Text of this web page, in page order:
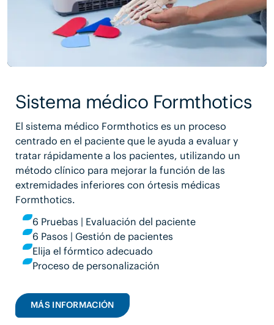
Sistema médico Formthotics
El sistema médico Formthotics es un proceso
centrado en el paciente que le ayuda a evaluar y
tratar rápidamente a los pacientes, utilizando un
método clínico para mejorar la función de las
extremidades inferiores con órtesis médicas
Formthotics.
6 Pruebas | Evaluación del paciente
6 Pasos | Gestión de pacientes
Elija el fórmtico adecuado
Proceso de personalización
MÁS INFORMACIÓN